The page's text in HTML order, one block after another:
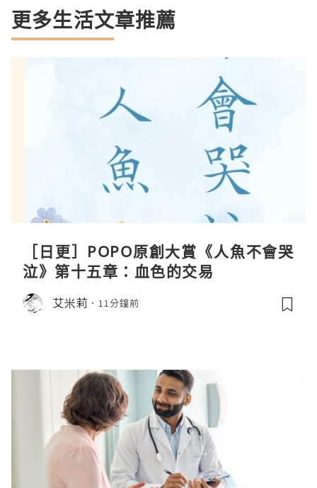
更多生活文章推薦
［日更］POPO原創大賞《人魚不會哭
泣》第十五章：血色的交易
艾米莉 11分鐘前